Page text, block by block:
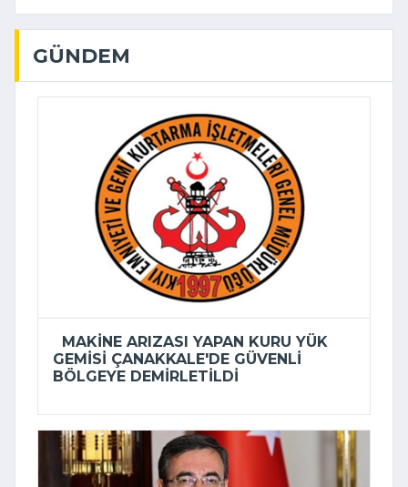
GÜNDEM
MAKINE ARIZASI YAPAN KURU YÜK
GEMISI ÇANAKKALE'DE GÜVENLI
BÖLGEYE DEMIRLETILDI